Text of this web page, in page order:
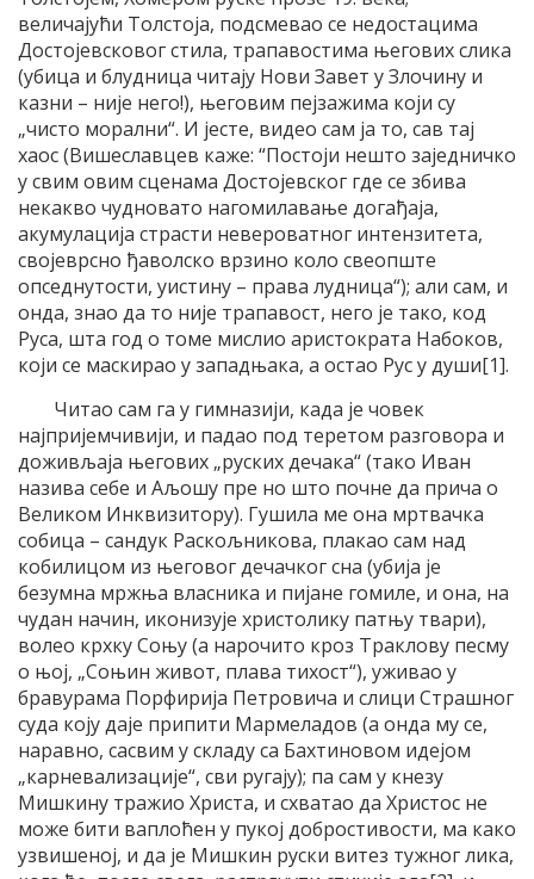
величајући Толстоја, подсмевао се недостацима
Достојевсковог стила, трапавостима његових слика
(убица и блудница читају Нови Завет у Злочину и
казни – није него!), његовим пејзажима који су
„чисто морални“. И јесте, видео сам ја то, сав тај
хаос (Вишеславцев каже: “Постоји нешто заједничко
у свим овим сценама Достојевског где се збива
некакво чудновато нагомилавање догађаја,
акумулација страсти невероватног интензитета,
својеврсно ђаволско врзино коло свеопште
опседнутости, уистину – права лудница“); али сам, и
онда, знао да то није трапавост, него је тако, код
Руса, шта год о томе мислио аристократа Набоков,
који се маскирао у западњака, а остао Рус у души[1].
Читао сам га у гимназији, када је човек
најпријемчивији, и падао под теретом разговора и
доживљаја његових „руских дечака“ (тако Иван
назива себе и Аљошу пре но што почне да прича о
Великом Инквизитору). Гушила ме она мртвачка
собица – сандук Раскољникова, плакао сам над
кобилицом из његовог дечачког сна (убија је
безумна мржња власника и пијане гомиле, и она, на
чудан начин, иконизује христолику патњу твари),
волео крхку Соњу (а нарочито кроз Траклову песму
о њој, „Соњин живот, плава тихост“), уживао у
бравурама Порфирија Петровича и слици Страшног
суда коју даје припити Мармеладов (а онда му се,
наравно, сасвим у складу са Бахтиновом идејом
„карневализације“, сви ругају); па сам у кнезу
Мишкину тражио Христа, и схватао да Христос не
може бити ваплоћен у пукој добростивости, ма како
узвишеној, и да је Мишкин руски витез тужног лика,